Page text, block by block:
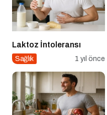
Laktoz İntoleransı
Sağlık 1 yıl önce